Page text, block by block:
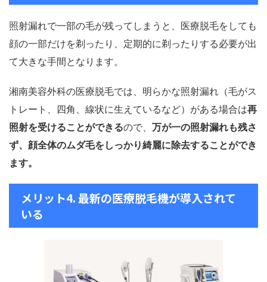
照射漏れで一部の毛が残ってしまうと、医療脱毛をしても
顔の一部だけを剃ったり、定期的に剃ったりする必要が出
て大きな手間となります。
湘南美容外科の医療脱毛では、明らかな照射漏れ（毛がス
トレート、四角、線状に生えているなど）がある場合は再
照射を受けることができるので、 万が一の照射漏れも残さ
ず、顔全体のムダ毛をしっかり綺麗に除去することができ
ます。
メリット4. 最新の医療脱毛機が導入されて
いる